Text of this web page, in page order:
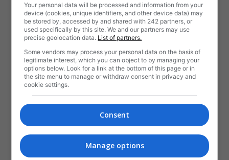
Your personal data will be processed and information from your
device (cookies, unique identifiers, and other device data) may
be stored by, accessed by and shared with 242 partners, or
used specifically by this site. We and our partners may use
precise geolocation data. List of partners.
Some vendors may process your personal data on the basis of
legitimate interest, which you can object to by managing your
options below. Look for a link at the bottom of this page or in
the site menu to manage or withdraw consent in privacy and
cookie settings.
Consent
Manage options